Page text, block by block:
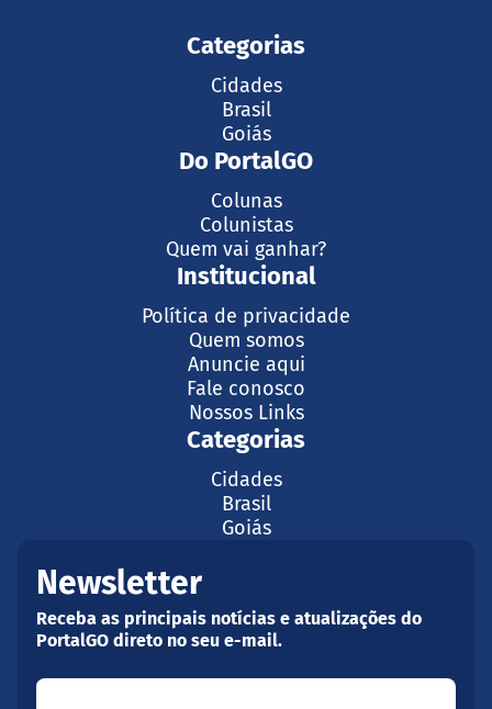
Categorias
Cidades
Brasil
Goiás
Do PortalGO
Colunas
Colunistas
Quem vai ganhar?
Institucional
Política de privacidade
Quem somos
Anuncie aqui
Fale conosco
Nossos Links
Categorias
Cidades
Brasil
Goiás
Newsletter
Receba as principais notícias e atualizações do
PortalGO direto no seu e-mail.
Seu nome